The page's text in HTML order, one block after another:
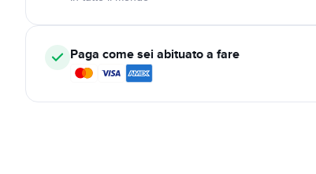
Paga come sei abituato a fare